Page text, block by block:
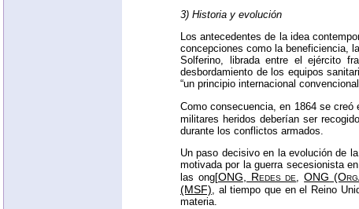
3) Historia y evolución
Los antecedentes de la idea
concepciones como la beneficiencia,
Solferino, librada entre el ejército
desbordamiento de los equipos
“un principio internacional
Como consecuencia, en 1864 se creó
militares heridos deberían ser
durante los conflictos armados.
Un paso decisivo en la evolución de
motivada por la guerra secesionista
las ong[ONG , Redes de,ONG
(MSF), al tiempo que en el Reino
materia.